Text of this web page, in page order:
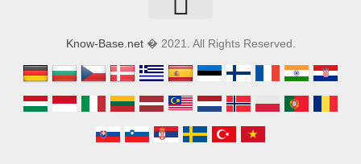
Know-Base.net� 2021. All Rights Reserved.